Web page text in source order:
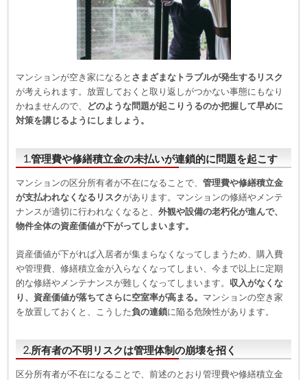
マンションが空き家になると さまざまなトラブルが発生するリスク
が考えられます。放置しておくと取り返しがつかない事態にもなり
かねませんので、
どのような問題が起こりうるのか把握して早めに
対策を講じるようにしましょう。
1.管理費や修繕積立金の未払いが連鎖的に問題を起こす
マンションの区分所有者が不在になることで、 管理費や修繕積立金
が支払われなくなるリスク があります。マンションの修繕やメンテ
ナンスが適切に行われなくなると、 外観や設備の老朽化が進んで、
物件全体の資産価値が下がってしまいます。
資産価値が下がれば入居者が集まらなくなってしまうため、購入費
や管理費、修繕積立金が入らなくなってしまい、今まで以上に定期
的な修繕やメンテナンスが難しくなってしまいます。 収入がなくな
り、資産価値が落ちてさらに空室率が高まる。 マンションの空き家
を放置しておくと、こうした負の連鎖に陥る危険性があります。
2.所有者の不明リスクは管理体制の崩壊を招く
区分所有者が不在になることで、前述のとおり管理費や修繕積立金